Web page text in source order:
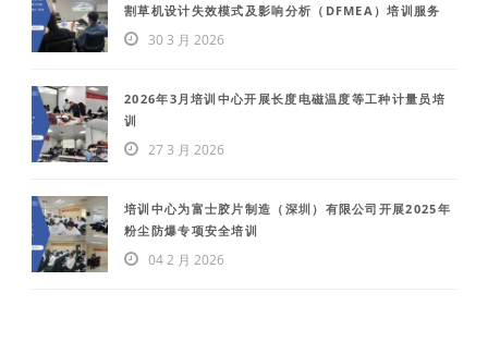
割草机设计失效模式及影响分析（DFMEA）培训服务
30 3 月 2026
2026年3月培训中心开展长度电磁温度等工种计量员培
训
27 3 月 2026
培训中心为富士胶片制造（深圳）有限公司开展2025年
粉尘防爆专项安全培训
04 2 月 2026